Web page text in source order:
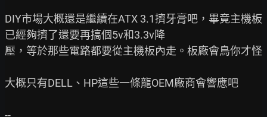
DIY市場大概還是繼續在ATX 3.1擠牙膏吧，畢竟主機板
已經夠擠了還要再搞個5v和3.3v降
壓，等於那些電路都要從主機板內走。板廠會鳥你才怪
大概只有DELL、HP這些一條龍OEM廠商會響應吧